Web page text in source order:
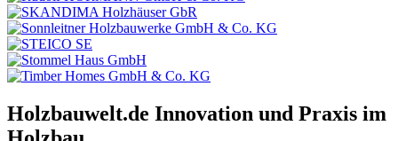
Holzbauwelt.de Innovation und Praxis im